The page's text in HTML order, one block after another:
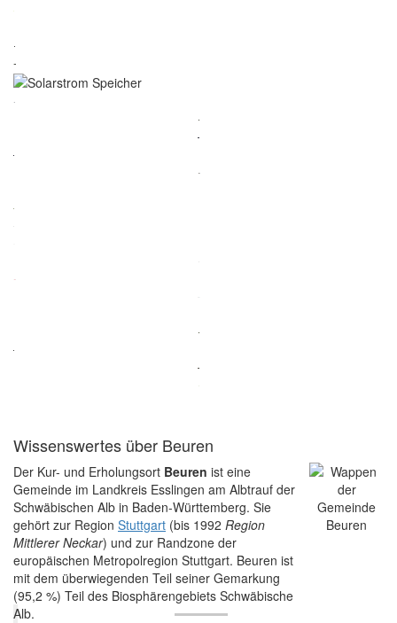
Wissenswertes über Beuren
Der Kur- und Erholungsort Beuren ist eine
Gemeinde im Landkreis Esslingen am Albtrauf der
Schwäbischen Alb in Baden-Württemberg. Sie
gehört zur Region Stuttgart (bis 1992 Region
Mittlerer Neckar) und zur Randzone der
europäischen Metropolregion Stuttgart. Beuren ist
mit dem überwiegenden Teil seiner Gemarkung
(95,2 %) Teil des Biosphärengebiets Schwäbische
Alb.